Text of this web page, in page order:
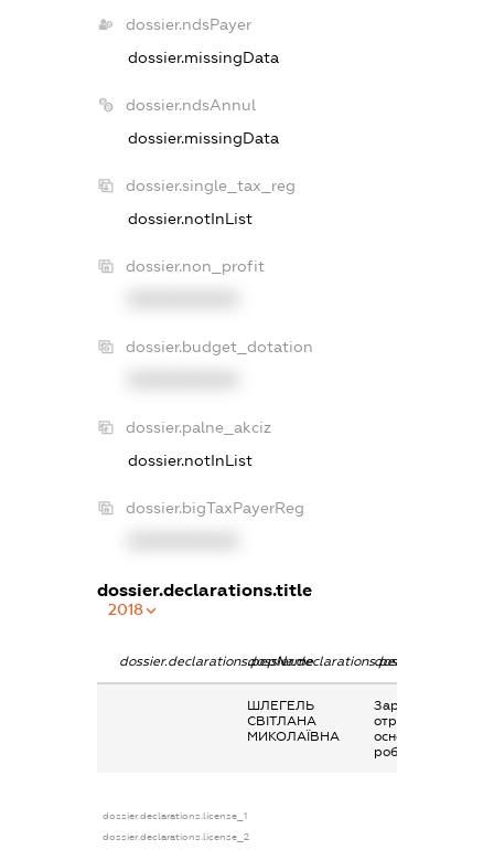
dossier.ndsPayer
dossier.missingData
dossier.ndsAnnul
dossier.missingData
dossier.single_tax_reg
dossier.notInList
dossier.non_profit
dossier.budget_dotation
dossier.palne_akciz
dossier.notInList
dossier.bigTaxPayerReg
dossier.declarations.title
2018
dossier.declarations.pepNamedossier.declarations.personName
ШЛЕГЕЛЬ
СВІТЛАНА
МИКОЛАЇВНА
Заробітна плата
отримана за
основним місцем
роботи
dossier.declarations.license_1
dossier.declarations.license_2